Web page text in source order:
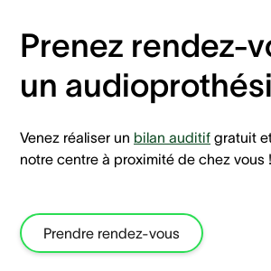
Prenez rendez-
un
Venez réaliser un bilan auditif gratuit
notre centre à proximité de chez vous !
Prendre rendez-vous